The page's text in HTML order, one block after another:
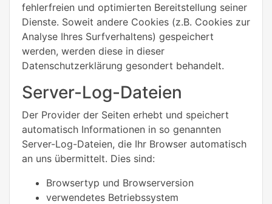
fehlerfreien und optimierten Bereitstellung seiner
Dienste. Soweit andere Cookies (z.B. Cookies zur
Analyse Ihres Surfverhaltens) gespeichert
werden, werden diese in dieser
Datenschutzerklärung gesondert behandelt.
Server-Log-Dateien
Der Provider der Seiten erhebt und speichert
automatisch Informationen in so genannten
Server-Log-Dateien, die Ihr Browser automatisch
an uns übermittelt. Dies sind:
Browsertyp und Browserversion
verwendetes Betriebssystem